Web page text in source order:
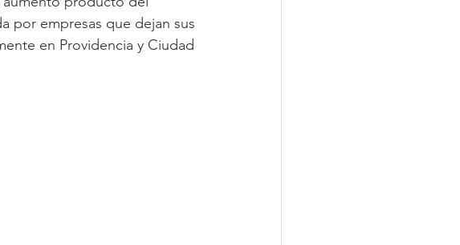
por empresas que dejan sus
en Providencia y Ciudad